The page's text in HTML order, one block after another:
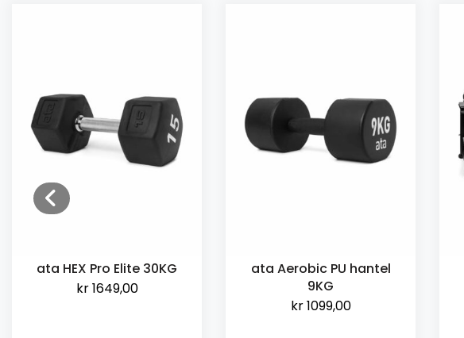
ata HEX Pro Elite 30KG
kr1649,00
ata Aerobic PU hantel
9KG
kr1099,00